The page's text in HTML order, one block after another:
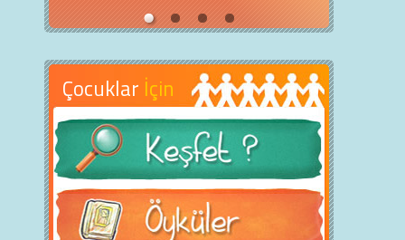
Çocuklar İçin